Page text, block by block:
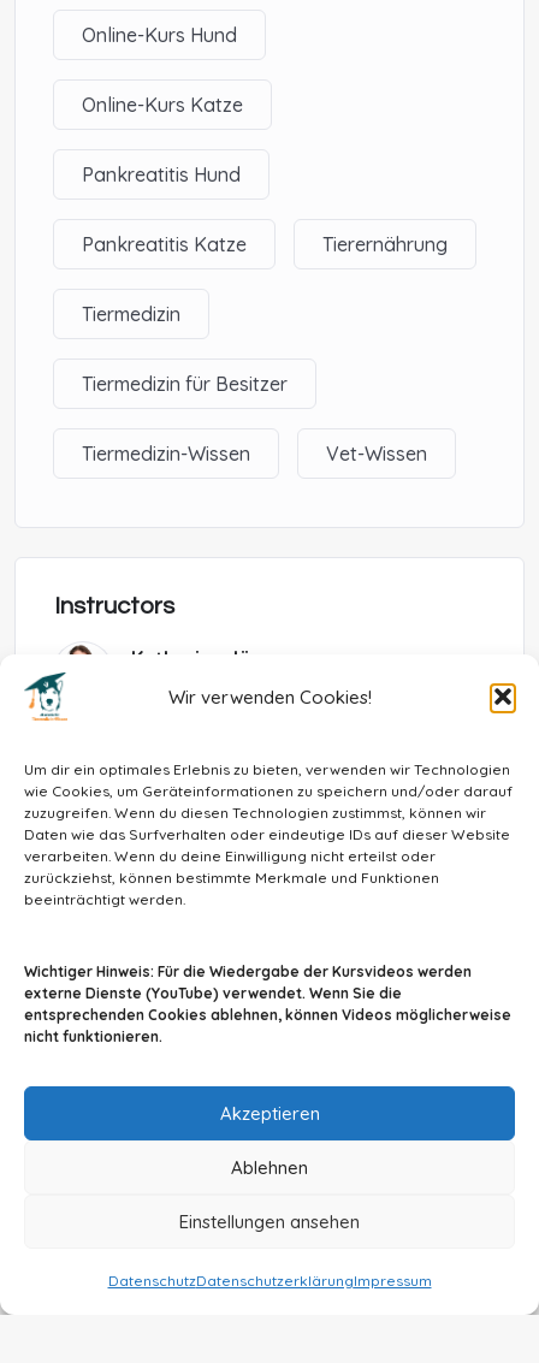
Wir verwenden Cookies!
Um dir ein optimales Erlebnis zu bieten, verwenden wir Technologien
wie Cookies, um Geräteinformationen zu speichern und/oder darauf
zuzugreifen. Wenn du diesen Technologien zustimmst, können wir
Daten wie das Surfverhalten oder eindeutige IDs auf dieser Website
verarbeiten. Wenn du deine Einwilligung nicht erteilst oder
zurückziehst, können bestimmte Merkmale und Funktionen
beeinträchtigt werden.
Wichtiger Hinweis: Für die Wiedergabe der Kursvideos werden
externe Dienste (YouTube) verwendet. Wenn Sie die
entsprechenden Cookies ablehnen, können Videos möglicherweise
nicht funktionieren.
Akzeptieren
Ablehnen
Einstellungen ansehen
DatenschutzDatenschutzerklärungImpressum
Online-Kurs Hund
Online-Kurs Katze
Pankreatitis Hund
Pankreatitis Katze Tierernährung
Tiermedizin
Tiermedizin für Besitzer
Tiermedizin-Wissen Vet-Wissen
Instructors
Katharina Jäger
Tierärztin für Ernährungsberatung
info@tiermedizin-wissen.de
© 2024 By A2Z-Soft